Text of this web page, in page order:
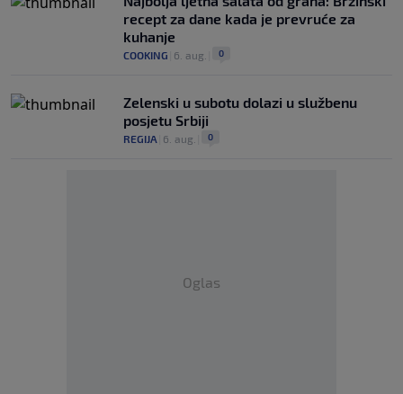
recept za dane kada je prevruće za
kuhanje
COOKING 6. aug. 0
Zelenski u subotu dolazi u službenu
posjetu Srbiji
REGIJA 6. aug. 0
Oglas